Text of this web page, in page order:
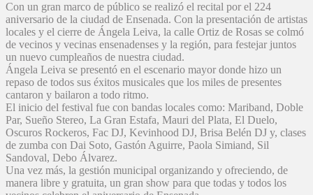
Con un gran marco de público se realizó el recital por el 224
aniversario de la ciudad de Ensenada. Con la presentación de artistas
locales y el cierre de Ángela Leiva, la calle Ortiz de Rosas se colmó
de vecinos y vecinas ensenadenses y la región, para festejar juntos
un nuevo cumpleaños de nuestra ciudad.
Ángela Leiva se presentó en el escenario mayor donde hizo un
repaso de todos sus éxitos musicales que los miles de presentes
cantaron y bailaron a todo ritmo.
El inicio del festival fue con bandas locales como: Mariband, Doble
Par, Sueño Stereo, La Gran Estafa, Mauri del Plata, El Duelo,
Oscuros Rockeros, Fac DJ, Kevinhood DJ, Brisa Belén DJ y, clases
de zumba con Dai Soto, Gastón Aguirre, Paola Simiand, Sil
Sandoval, Debo Álvarez.
Una vez más, la gestión municipal organizando y ofreciendo, de
manera libre y gratuita, un gran show para que todas y todos los